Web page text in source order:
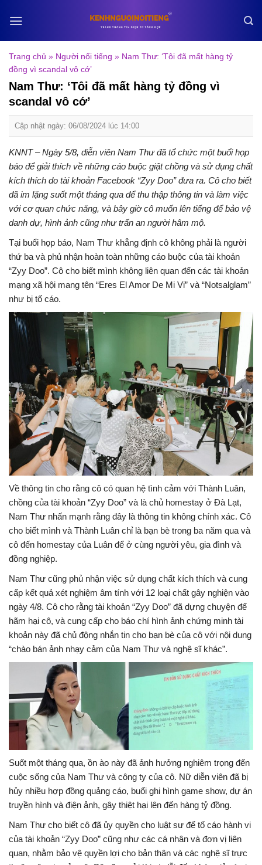
Trang chủ » Người nổi tiếng » Nam Thư: ‘Tôi đã mất hàng tỷ
đồng vì scandal vô cớ’
Nam Thư: ‘Tôi đã mất hàng tỷ đồng vì
scandal vô cớ’
Cập nhật ngày: 06/08/2024 lúc 14:00
KNNT – Ngày 5/8, diễn viên Nam Thư đã tổ chức một buổi họp
báo để giải thích về những cáo buộc giật chồng và sử dụng chất
kích thích do tài khoản Facebook “Zyy Doo” đưa ra. Cô cho biết
đã im lặng suốt một tháng qua để thu thập thông tin và làm việc
với cơ quan chức năng, và bây giờ cô muốn lên tiếng để bảo vệ
danh dự, hình ảnh cũng như trấn an người hâm mộ.
Tại buổi họp báo, Nam Thư khẳng định cô không phải là người
thứ ba và phủ nhận hoàn toàn những cáo buộc của tài khoản
“Zyy Doo”. Cô cho biết mình không liên quan đến các tài khoản
mạng xã hội mang tên “Eres El Amor De Mi Vi” và “Notsalglam”
như bị tố cáo.
Về thông tin cho rằng cô có quan hệ tình cảm với Thành Luân,
chồng của tài khoản “Zyy Doo” và là chủ homestay ở Đà Lạt,
Nam Thư nhấn mạnh rằng đây là thông tin không chính xác. Cô
cho biết mình và Thành Luân chỉ là bạn bè trong ba năm qua và
cô đến homestay của Luân để ở cùng người yêu, gia đình và
đồng nghiệp.
Nam Thư cũng phủ nhận việc sử dụng chất kích thích và cung
cấp kết quả xét nghiệm âm tính với 12 loại chất gây nghiện vào
ngày 4/8. Cô cho rằng tài khoản “Zyy Doo” đã dựng chuyện để
hãm hại cô, và cung cấp cho báo chí hình ảnh chứng minh tài
khoản này đã chủ động nhắn tin cho bạn bè của cô với nội dung
“chào bán ảnh nhạy cảm của Nam Thư và nghệ sĩ khác”.
Suốt một tháng qua, ồn ào này đã ảnh hưởng nghiêm trọng đến
cuộc sống của Nam Thư và công ty của cô. Nữ diễn viên đã bị
hủy nhiều hợp đồng quảng cáo, buổi ghi hình game show, dự án
truyền hình và điện ảnh, gây thiệt hại lên đến hàng tỷ đồng.
Nam Thư cho biết cô đã ủy quyền cho luật sư để tố cáo hành vi
của tài khoản “Zyy Doo” cũng như các cá nhân và đơn vị liên
quan, nhằm bảo vệ quyền lợi cho bản thân và các nghệ sĩ trực